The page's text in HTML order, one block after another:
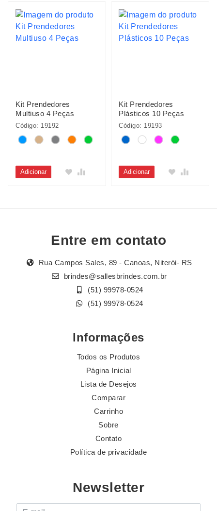
Kit Prendedores
Multiuso 4 Peças
Código: 19192
Adicionar
Kit Prendedores
Plásticos 10 Peças
Código: 19193
Adicionar
Entre em contato
Rua Campos Sales, 89 - Canoas, Niterói- RS
brindes@sallesbrindes.com.br
(51) 99978-0524
(51) 99978-0524
Informações
Todos os Produtos
Página Inicial
Lista de Desejos
Comparar
Carrinho
Sobre
Contato
Política de privacidade
Newsletter
E-mail